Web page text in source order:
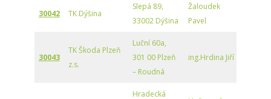
30042 TK Dýšina
Slepá 89,
33002 Dýšina
Žaloudek
Pavel
30043
TK Škoda Plzeň
z.s.
Luční 60a,
301 00 Plzeň
– Roudná
ing.Hrdina Jiří
Hradecká